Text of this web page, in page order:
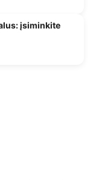
įsiminkite